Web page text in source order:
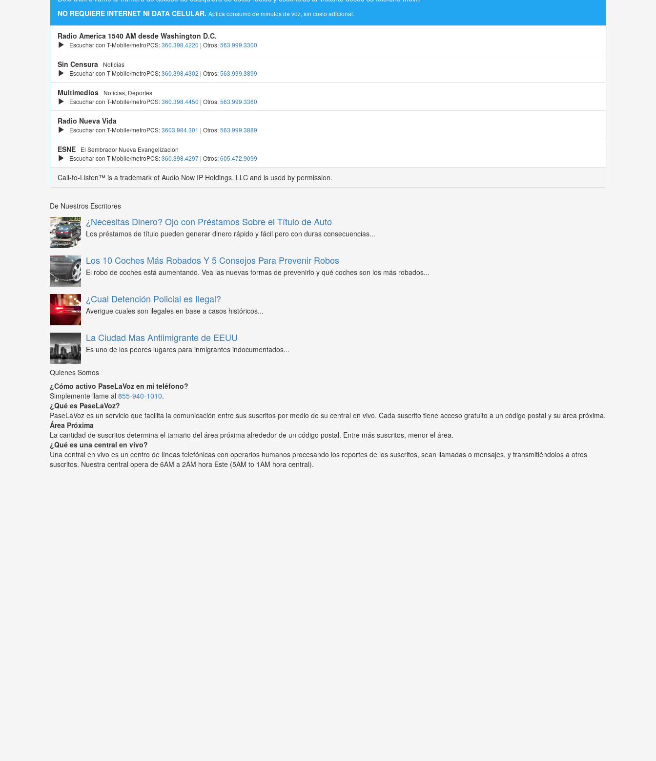
NO REQUIERE INTERNET NI DATA CELULAR. Aplica consumo de minutos de voz, sin costo adicional.
Radio America 1540 AM desde Washington D.C.
Escuchar con T-Mobile/metroPCS:360.398.4220 | Otros:563.999.3300
Sin Censura
Noticias
Escuchar con T-Mobile/metroPCS:360.398.4302 | Otros:563.999.3899
Multimedios
Noticias, Deportes
Escuchar con T-Mobile/metroPCS:360.398.4450 | Otros:563.999.3360
Radio Nueva Vida
Escuchar con T-Mobile/metroPCS:3603.984.301 | Otros:563.999.3889
ESNE
El Sembrador Nueva Evangelizacion
Escuchar con T-Mobile/metroPCS:360.398.4297 | Otros:605.472.9099
Call-to-Listen™ is a trademark of Audio Now IP Holdings, LLC and is used by permission.
De Nuestros Escritores
¿Necesitas Dinero? Ojo con Préstamos Sobre el Título de Auto
Los préstamos de título pueden generar dinero rápido y fácil pero con duras consecuencias...
Los 10 Coches Más Robados Y 5 Consejos Para Prevenir Robos
El robo de coches está aumentando. Vea las nuevas formas de prevenirlo y qué coches son los más robados...
¿Cual Detención Policial es Ilegal?
Averigue cuales son ilegales en base a casos históricos...
La Ciudad Mas Antiimigrante de EEUU
Es uno de los peores lugares para inmigrantes indocumentados...
Quienes Somos
¿Cómo activo PaseLaVoz en mi teléfono?
Simplemente llame al 855-940-1010.
¿Qué es PaseLaVoz?
PaseLaVoz es un servicio que facilita la comunicación entre sus suscritos por medio de su central en vivo. Cada suscrito tiene acceso gratuito a un código postal y su área próxima.
Área Próxima
La cantidad de suscritos determina el tamaño del área próxima alrededor de un código postal. Entre más suscritos, menor el área.
¿Qué es una central en vivo?
Una central en vivo es un centro de líneas telefónicas con operarios humanos procesando los reportes de los suscritos, sean llamadas o mensajes, y transmitiéndolos a otros
suscritos. Nuestra central opera de 6AM a 2AM hora Este (5AM to 1AM hora central).